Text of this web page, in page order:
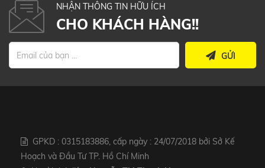
NHẬN THÔNG TIN HỮU ÍCH
CHO KHÁCH HÀNG!!
GỬI
GPKD : 0315183886, cấp ngày : 24/07/2018 bởi Sở Kế
Hoạch và Đầu Tư TP. Hồ Chí Minh